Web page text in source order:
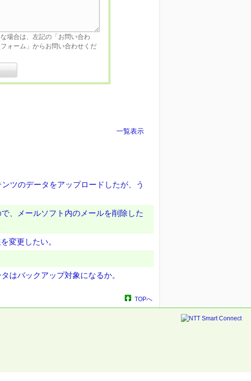
場合は、左記の「お問い合わ
ォーム」からお問い合わせくだ
一覧表示
ツのデータをアップロードしたが、う
、メールソフト内のメールを削除した
変更したい。
はバックアップ対象になるか。
TOPへ